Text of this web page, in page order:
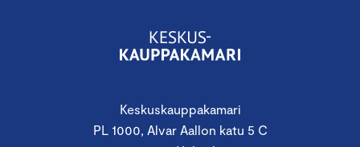
Keskuskauppakamari
PL 1000, Alvar Aallon katu 5 C